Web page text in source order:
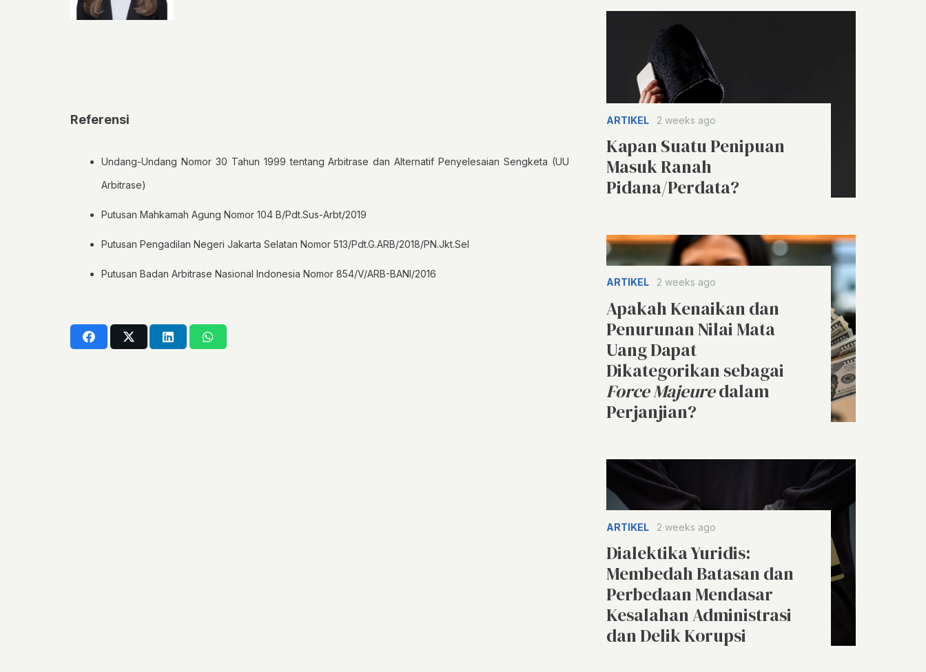
Referensi
Undang-Undang Nomor 30 Tahun 1999 tentang Arbitrase dan Alternatif Penyelesaian Sengketa (UU
Arbitrase)
Putusan Mahkamah Agung Nomor 104 B/Pdt.Sus-Arbt/2019
Putusan Pengadilan Negeri Jakarta Selatan Nomor 513/Pdt.G.ARB/2018/PN.Jkt.Sel
Putusan Badan Arbitrase Nasional Indonesia Nomor 854/V/ARB-BANI/2016
ARTIKEL 2 weeks ago
Kapan Suatu Penipuan
Masuk Ranah
Pidana/Perdata?
ARTIKEL 2 weeks ago
Apakah Kenaikan dan
Penurunan Nilai Mata
Uang Dapat
Dikategorikan sebagai
Force Majeuredalam
Perjanjian?
ARTIKEL 2 weeks ago
Dialektika Yuridis:
Membedah Batasan dan
Perbedaan Mendasar
Kesalahan Administrasi
dan Delik Korupsi